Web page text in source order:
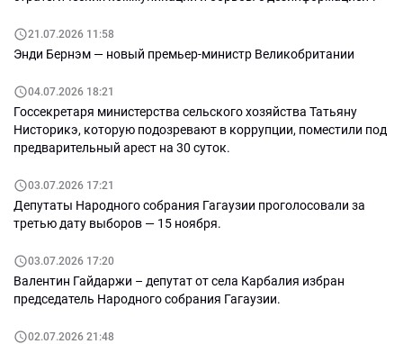
21.07.2026 11:58
Энди Бернэм — новый премьер-министр Великобритании
04.07.2026 18:21
Госсекретаря министерства сельского хозяйства Татьяну
Нисторикэ, которую подозревают в коррупции, поместили под
предварительный арест на 30 суток.
03.07.2026 17:21
Депутаты Народного собрания Гагаузии проголосовали за
третью дату выборов — 15 ноября.
03.07.2026 17:20
Валентин Гайдаржи – депутат от села Карбалия избран
председатель Народного собрания Гагаузии.
02.07.2026 21:48